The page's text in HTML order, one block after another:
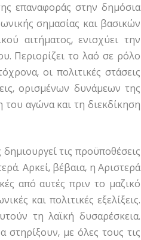
επαναφοράς στην δημόσια
σημασίας και βασικών
αιτήματος, ενισχύει την
Περιορίζει το λαό σε ρόλο
οι πολιτικές στάσεις
ορισμένων δυνάμεων της
αγώνα και τη διεκδίκηση
τις προϋποθέσεις
Αρκεί, βέβαια, η Αριστερά
από αυτές πριν το μαζικό
και πολιτικές εξελίξεις.
τη λαϊκή δυσαρέσκεια.
στηρίξουν, με όλες τους τις